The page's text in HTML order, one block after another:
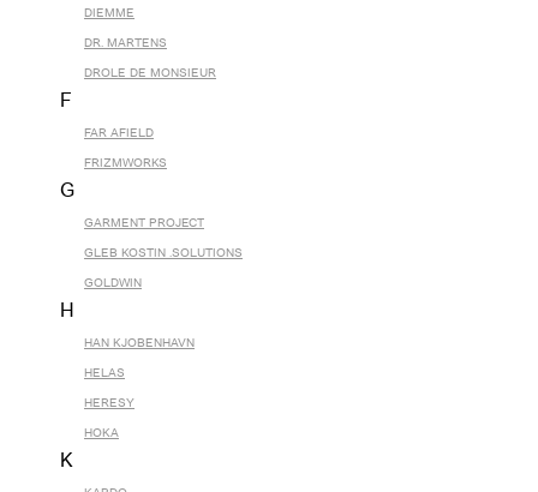
DIEMME
DR. MARTENS
DROLE DE MONSIEUR
F
FAR AFIELD
FRIZMWORKS
G
GARMENT PROJECT
GLEB KOSTIN .SOLUTIONS
GOLDWIN
H
HAN KJOBENHAVN
HELAS
HERESY
HOKA
K